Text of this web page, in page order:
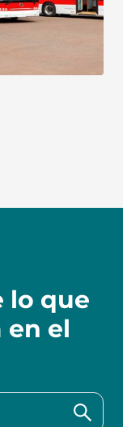
lo que
en el